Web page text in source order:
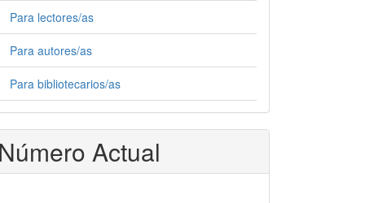
Para lectores/as
Para autores/as
Para bibliotecarios/as
Actual